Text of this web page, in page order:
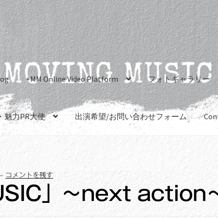
+MM Online Video Platform フォトギャラリー
魅力PR大使 出演希望/お問い合わせフォーム
コメントを残す
」〜next action